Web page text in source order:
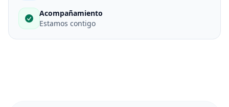
Acompañamiento
Estamos contigo